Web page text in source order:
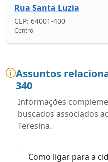
Rua Santa Luzia
CEP: 64001-400
Centro
Assuntos
340
Informações
buscados associados
Teresina.
Como ligar para a